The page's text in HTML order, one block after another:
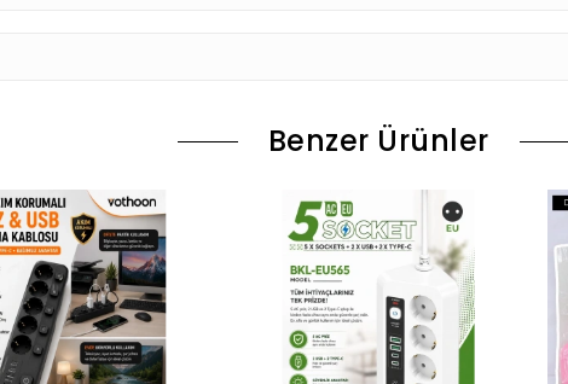
Benzer Ürünler